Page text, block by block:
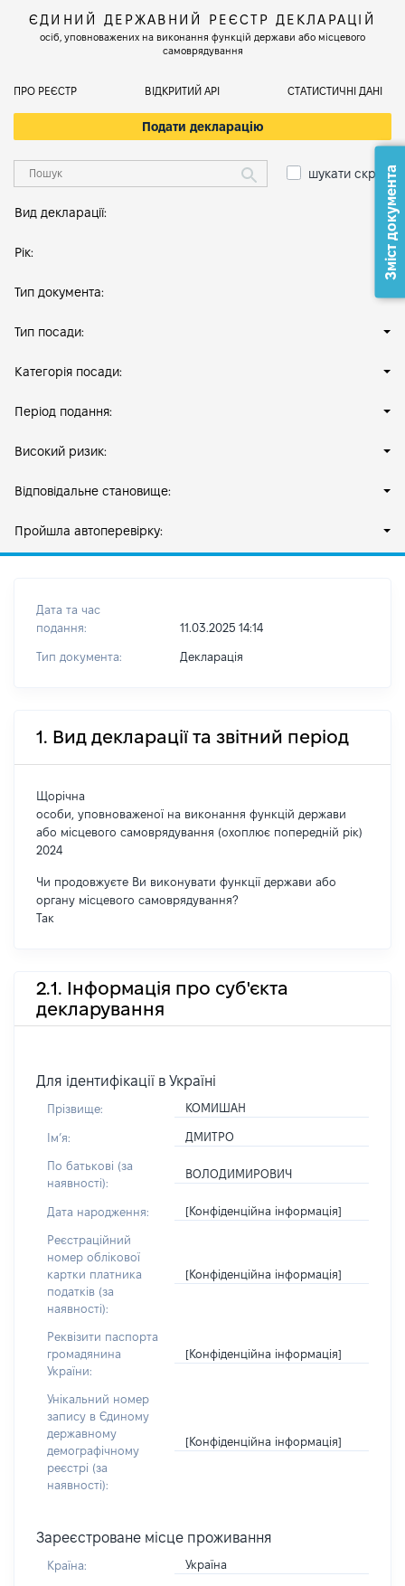
ЄДИНИЙ ДЕРЖАВНИЙ РЕЄСТР ДЕКЛАРАЦІЙ
осіб, уповноважених на виконання функцій держави або місцевого
самоврядування
ПРО РЕЄСТР ВІДКРИТИЙ АРІ СТАТИСТИЧНІ ДАНІ
Подати декларацію
шукати скрізь
Вид декларації:
Рік:
Тип документа:
Тип посади:
Категорія посади:
Період подання:
Високий ризик:
Відповідальне становище:
Пройшла автоперевірку:
Дата та час
подання:
11.03.2025 14:14
Тип документа: Декларація
1. Вид декларації та звітний період
Щорічна
особи, уповноваженої на виконання функцій держави
або місцевого самоврядування (охоплює попередній рік)
2024
Чи продовжуєте Ви виконувати функції держави або
органу місцевого самоврядування?
Так
2.1. Інформація про суб'єкта
декларування
Для ідентифікації в Україні
Прізвище: КОМИШАН
Імʼя: ДМИТРО
По батькові (за
наявності):
ВОЛОДИМИРОВИЧ
Дата народження: [Конфіденційна інформація]
Реєстраційний
номер облікової
картки платника
податків (за
наявності):
[Конфіденційна інформація]
Реквізити паспорта
громадянина
України:
[Конфіденційна інформація]
Унікальний номер
запису в Єдиному
державному
демографічному
реєстрі (за
наявності):
[Конфіденційна інформація]
Зареєстроване місце проживання
Країна: Україна
Зміст документа